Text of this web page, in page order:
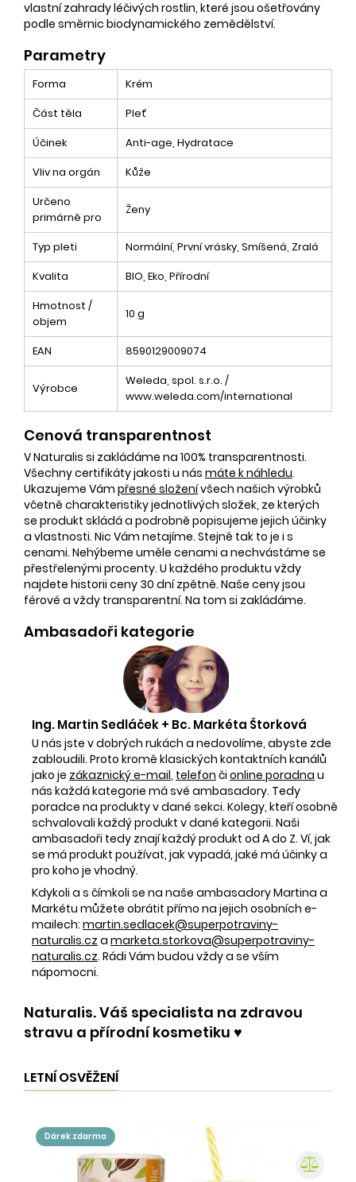
vlastní zahrady léčivých rostlin, které jsou ošetřovány
podle směrnic biodynamického zemědělství.
Parametry
Forma
Krém
Část těla
Pleť
Účinek
Anti-age, Hydratace
Vliv na orgán
Kůže
Určeno
primárně pro
Ženy
Typ pleti
Normální, První vrásky, Smíšená, Zralá
Kvalita
BIO, Eko, Přírodní
Hmotnost /
objem
10 g
EAN 8590129009074
Výrobce
Weleda, spol. s.r.o. /
www.weleda.com/international
Cenová transparentnost
V Naturalis si zakládáme na 100% transparentnosti.
Všechny certifikáty jakosti u nás máte k náhledu.
Ukazujeme Vám přesné složenívšech našich výrobků
včetně charakteristiky jednotlivých složek, ze kterých
se produkt skládá a podrobně popisujeme jejich účinky
a vlastnosti. Nic Vám netajíme. Stejně tak to je i s
cenami. Nehýbeme uměle cenami a nechvástáme se
přestřelenými procenty. U každého produktu vždy
najdete historii ceny 30 dní zpětně. Naše ceny jsou
férové a vždy transparentní. Na tom si zakládáme.
Ambasadoři kategorie
Ing. Martin Sedláček + Bc. Markéta Štorková
U nás jste v dobrých rukách a nedovolíme, abyste zde
zabloudili. Proto kromě klasických kontaktních kanálů
jako je zákaznický e-mail, telefon či online poradna u
nás každá kategorie má své ambasadory. Tedy
poradce na produkty v dané sekci. Kolegy, kteří osobně
schvalovali každý produkt v dané kategorii. Naši
ambasadoři tedy znají každý produkt od A do Z. Ví, jak
se má produkt používat, jak vypadá, jaké má účinky a
pro koho je vhodný.
Kdykoli a s čímkoli se na naše ambasadory Martina a
Markétu můžete obrátit přímo na jejich osobních e-
mailech: martin.sedlacek@superpotraviny-
naturalis.cz a marketa.storkova@superpotraviny-
naturalis.cz. Rádi Vám budou vždy a se vším
nápomocni.
Naturalis. Váš specialista na zdravou
stravu a přírodní kosmetiku ♥️
LETNÍ OSVĚŽENÍ
dárek zdarma